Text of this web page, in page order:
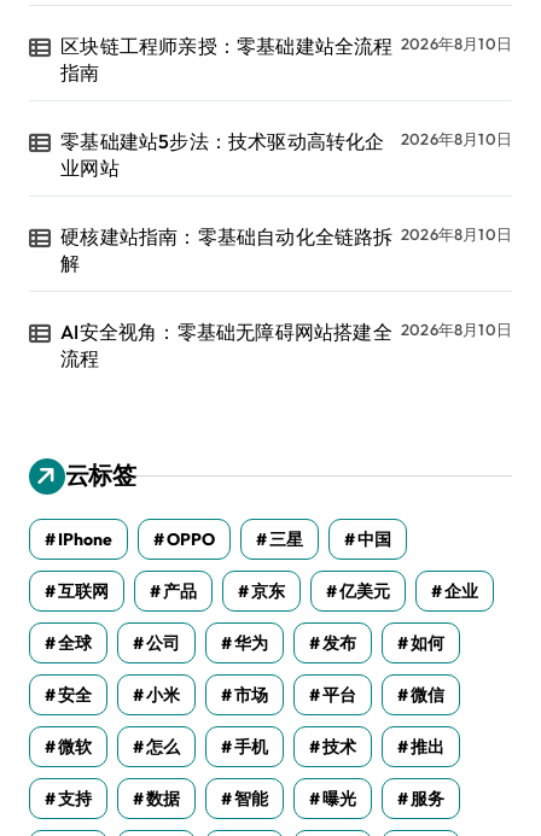
区块链工程师亲授：零基础建站全流程
指南
2026年8月10日
零基础建站5步法：技术驱动高转化企
业网站
2026年8月10日
硬核建站指南：零基础自动化全链路拆
解
2026年8月10日
AI安全视角：零基础无障碍网站搭建全
流程
2026年8月10日
云标签
IPhone OPPO 三星 中国
互联网 产品 京东 亿美元 企业
全球 公司 华为 发布 如何
安全 小米 市场 平台 微信
微软 怎么 手机 技术 推出
支持 数据 智能 曝光 服务